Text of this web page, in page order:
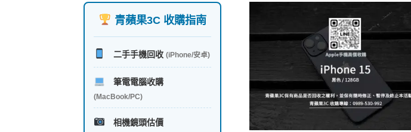
青蘋果3C 收購指南
二手手機回收 (iPhone/安卓)
筆電電腦收購
(MacBook/PC)
相機鏡頭估價